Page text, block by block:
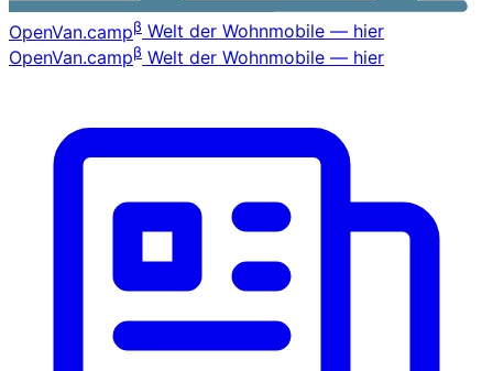
OpenVan.campβ Welt der Wohnmobile — hier
OpenVan.campβ Welt der Wohnmobile — hier